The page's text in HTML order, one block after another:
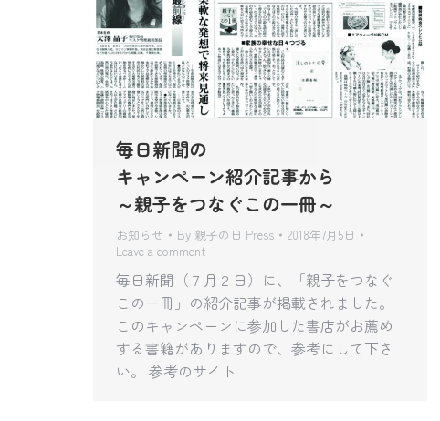
毎日新聞の
キャンペーン紹介記事から
～親子をつなぐこの一冊～
お知らせ By 親子の日 Press
2018年7月5日
Leave a comment
毎日新聞（７月２日）に、「親子をつなぐ
この一冊」の紹介記事が掲載されました。
このキャンペーンに参加した書店がお薦め
する書籍がありますので、参考にして下さ
い。 参考のサイト